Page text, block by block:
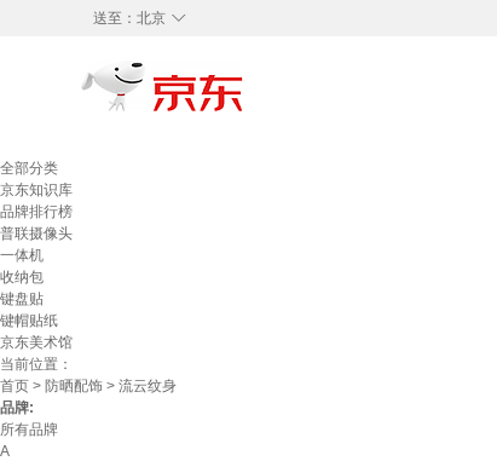
◇
送至： 北京
全部分类
京东知识库
品牌排行榜
普联摄像头
一体机
收纳包
键盘贴
键帽贴纸
京东美术馆
当前位置：
首页 > 防晒配饰 > 流云纹身
品牌:
所有品牌
A